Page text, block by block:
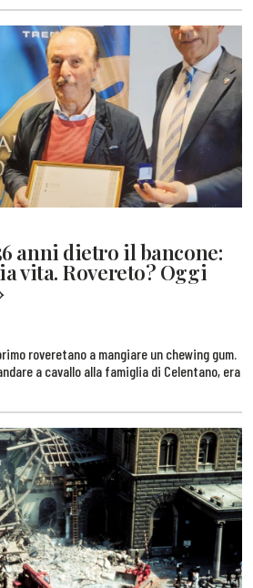
anni dietro il bancone:
vita. Rovereto? Oggi
roveretano a mangiare un chewing gum.
a cavallo alla famiglia di Celentano, era